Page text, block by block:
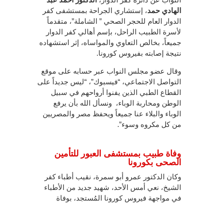
الهادي حمد، إستشاري الجراحة بمستشفى كفر
الدوار العام للحجر الصحي ” الشاملة”، متقدماً
لأسرة الطبيب الراحل، بإسم أهالي كفر الدوار
جميعاً، بخالص التعاوي والمواساه، إثر استشهاده
نتيجة إصابته بفيروس كورونا.
وقال عضو مجلس النواب عبر حسابه على موقع
التواصل الاجتماعي، “فيسبوك”، “ليس جديداً على
القطاع الطبي الذين يفنوا أرواحهم في سبيل
الوطن ومحاربة الوباء، ونسأل الله بأن يرفع
الوباء والبلاء عنا جميعاً ويحفظ مصر والمصريين
من كل مكروه وسوء”.
وفاة طبيب بمستشفى العبور للتأمين
الصحى بكورونا
وكان الدكتور عمرو أبو سمرة، نقيب أطباء كفر
الشيخ، نعي أمس الأحد، شهيد جديد من الأطباء
في مواجهة فيروس كورونا المُستجد، بوفاة